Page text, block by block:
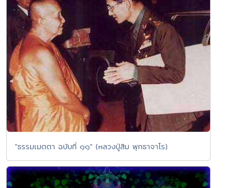
"ธรรมเมตตา ฉบับที่ ๑๑" (หลวงปู่สิม พุทธาจาโร)